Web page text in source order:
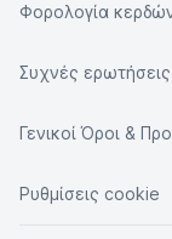
Φορολογία
Συχνές
Γενικοί Όροι &
Ρυθμίσεις cookie